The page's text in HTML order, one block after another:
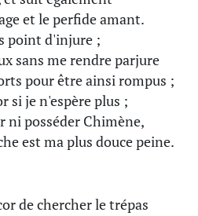
et le perfide amant.
point d'injure ;
sans me rendre parjure
pour être ainsi rompus ;
si je n'espère plus ;
ni posséder Chimène,
est ma plus douce peine.
de chercher le trépas